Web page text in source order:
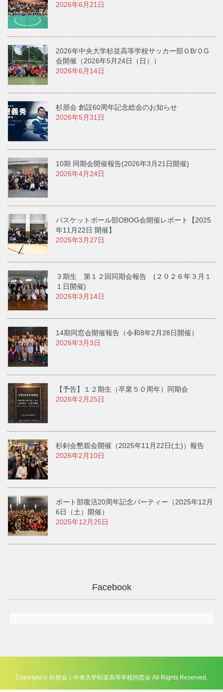
2026年6月21日
2026年中央大学杉並高等学校サッカー部ＯB/ＯG
会開催（2026年5月24日（日））
2026年6月14日
杉朋会 創設60周年記念総会のお知らせ
2026年5月31日
10期 同期会開催報告(2026年3月21日開催)
2026年4月24日
バスケットボール部OBOG会開催レポート【2025
年11月22日 開催】
2026年3月27日
３期生 第１２回同期会報告 (２０２６年３月１
１日開催)
2026年3月14日
14期同窓会開催報告（令和8年2月28日開催）
2026年3月3日
【予告】１２期生（卒業５０周年）同期会
2026年2月25日
杉剣会懇親会開催（2025年11月22日(土)）報告
2026年2月10日
ボート部復活20周年記念パーティー（2025年12月
6日（土）開催）
2025年12月25日
Facebook
Copyright © 杉朋会｜中央大学杉並高等学校同窓会 All Rights Reserved.